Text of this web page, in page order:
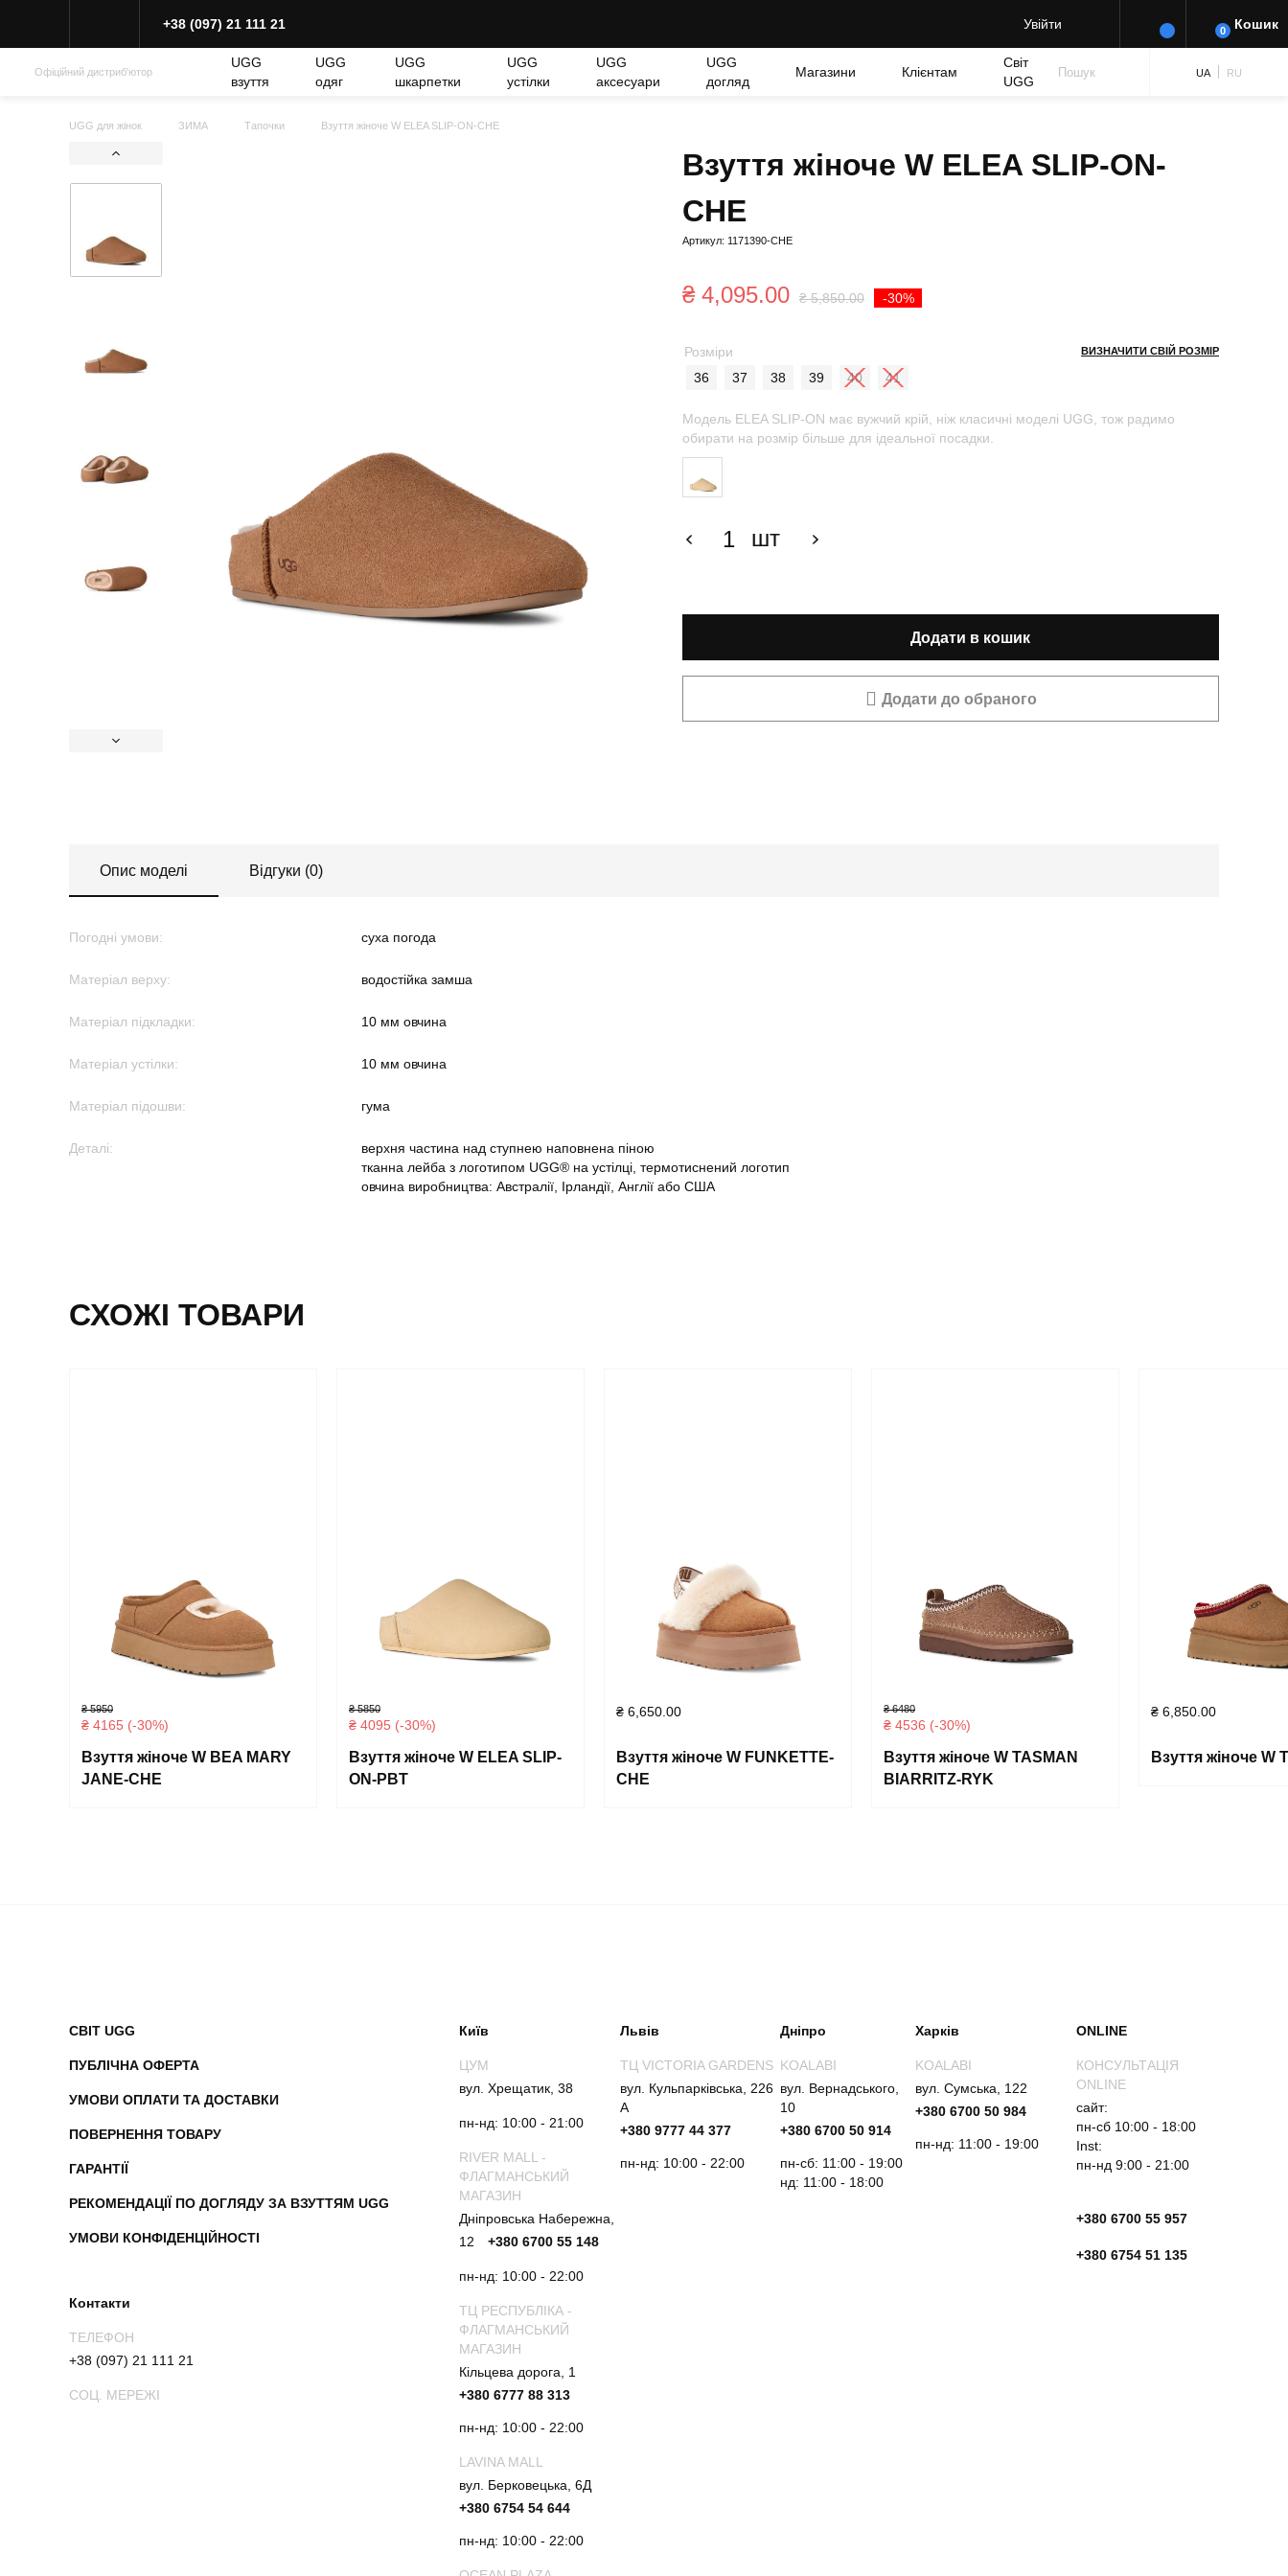
+38 (097) 21 111 21 Увійти 0 Кошик
Офіційний дистриб'ютор
UGG
взуття
UGG
одяг
UGG
шкарпетки
UGG
устілки
UGG
аксесуари
UGG
догляд
Магазини Клієнтам
Світ
UGG
Пошук UA RU
UGG для жінок ЗИМА Тапочки Взуття жіноче W ELEA SLIP-ON-CHE
Взуття жіноче W ELEA SLIP-ON-
CHE
Артикул: 1171390-CHE
-30%
₴5,850.00
Оригінальна
₴4,095.00
Поточна
ВИЗНАЧИТИ СВІЙ РОЗМІР
Розміри
36
37 38 39 40 41
Модель ELEA SLIP-ON має вужчий крій, ніж класичні моделі UGG, тож радимо
обирати на розмір більше для ідеальної посадки.
шт
Додати в кошик
Додати до обраного
Опис моделі Відгуки (0)
Погодні умови: суха погода
Матеріал верху: водостійка замша
Матеріал підкладки: 10 мм овчина
Матеріал устілки: 10 мм овчина
Матеріал підошви: гума
Деталі:
верхня частина над ступнею наповнена піною
тканна лейба з логотипом UGG® на устілці, термотиснений логотип
овчина виробництва: Австралії, Ірландії, Англії або США
СХОЖІ ТОВАРИ
₴ 5950
₴ 4165 (-30%)
Взуття жіноче W BEA MARY
JANE-CHE
₴ 5850
₴ 4095 (-30%)
Взуття жіноче W ELEA SLIP-
ON-PBT
₴ 6,650.00
Взуття жіноче W FUNKETTE-
CHE
₴ 6480
₴ 4536 (-30%)
Взуття жіноче W TASMAN
BIARRITZ-RYK
₴ 6,850.00
Взуття жіноче W
СВІТ UGG
ПУБЛІЧНА ОФЕРТА
УМОВИ ОПЛАТИ ТА ДОСТАВКИ
ПОВЕРНЕННЯ ТОВАРУ
ГАРАНТІЇ
РЕКОМЕНДАЦІЇ ПО ДОГЛЯДУ ЗА ВЗУТТЯМ UGG
УМОВИ КОНФІДЕНЦІЙНОСТІ
Контакти
ТЕЛЕФОН
+38 (097) 21 111 21
СОЦ. МЕРЕЖІ
Київ
ЦУМ
вул. Хрещатик, 38
пн-нд: 10:00 - 21:00
RIVER MALL -
ФЛАГМАНСЬКИЙ
МАГАЗИН
Дніпровська Набережна,
12
+380 6700 55 148
пн-нд: 10:00 - 22:00
ТЦ РЕСПУБЛІКА -
ФЛАГМАНСЬКИЙ
МАГАЗИН
Кільцева дорога, 1
+380 6777 88 313
пн-нд: 10:00 - 22:00
LAVINA MALL
вул. Берковецька, 6Д
+380 6754 54 644
пн-нд: 10:00 - 22:00
Львів
ТЦ VICTORIA GARDENS
вул. Кульпарківська, 226
А
+380 9777 44 377
пн-нд: 10:00 - 22:00
Дніпро
KOALABI
вул. Вернадського,
10
+380 6700 50 914
пн-сб: 11:00 - 19:00
нд: 11:00 - 18:00
Харків
KOALABI
вул. Сумська, 122
+380 6700 50 984
пн-нд: 11:00 - 19:00
ONLINE
КОНСУЛЬТАЦІЯ
ONLINE
сайт:
пн-сб 10:00 - 18:00
Inst:
пн-нд 9:00 - 21:00
+380 6700 55 957
+380 6754 51 135